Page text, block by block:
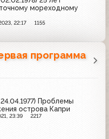
мореходному
22:17 1155
программа
Проблемы
острова Капри
23:39 2217